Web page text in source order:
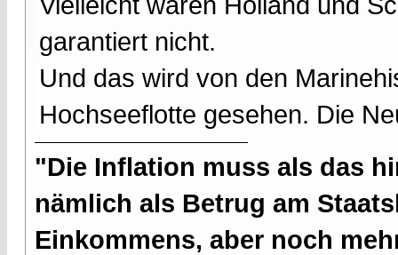
garantiert nicht.
Und das wird von den
Hochseeflotte gesehen. Die
"Die Inflation muss als das
nämlich als Betrug am
Einkommens, aber noch